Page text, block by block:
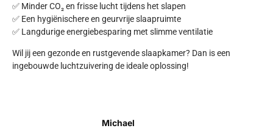
✅ Minder CO₂ en frisse lucht tijdens het slapen
✅ Een hygiënischere en geurvrije slaapruimte
✅ Langdurige energiebesparing met slimme ventilatie
Wil jij een gezonde en rustgevende slaapkamer? Dan is een
ingebouwde luchtzuivering de ideale oplossing!
Michael